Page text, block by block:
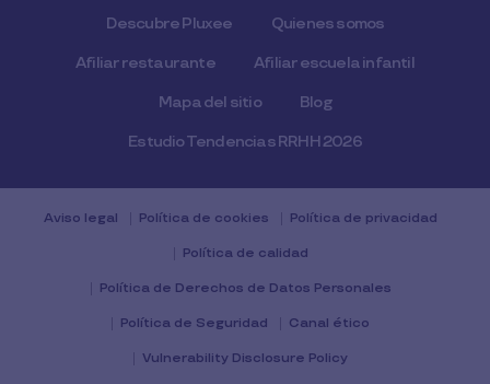
Descubre Pluxee Quienes somos
Afiliar restaurante Afiliar escuela infantil
Mapa del sitio Blog
Estudio Tendencias RRHH 2026
Aviso legal Política de cookies Política de privacidad
Política de calidad
Política de Derechos de Datos Personales
Política de Seguridad Canal ético
Vulnerability Disclosure Policy